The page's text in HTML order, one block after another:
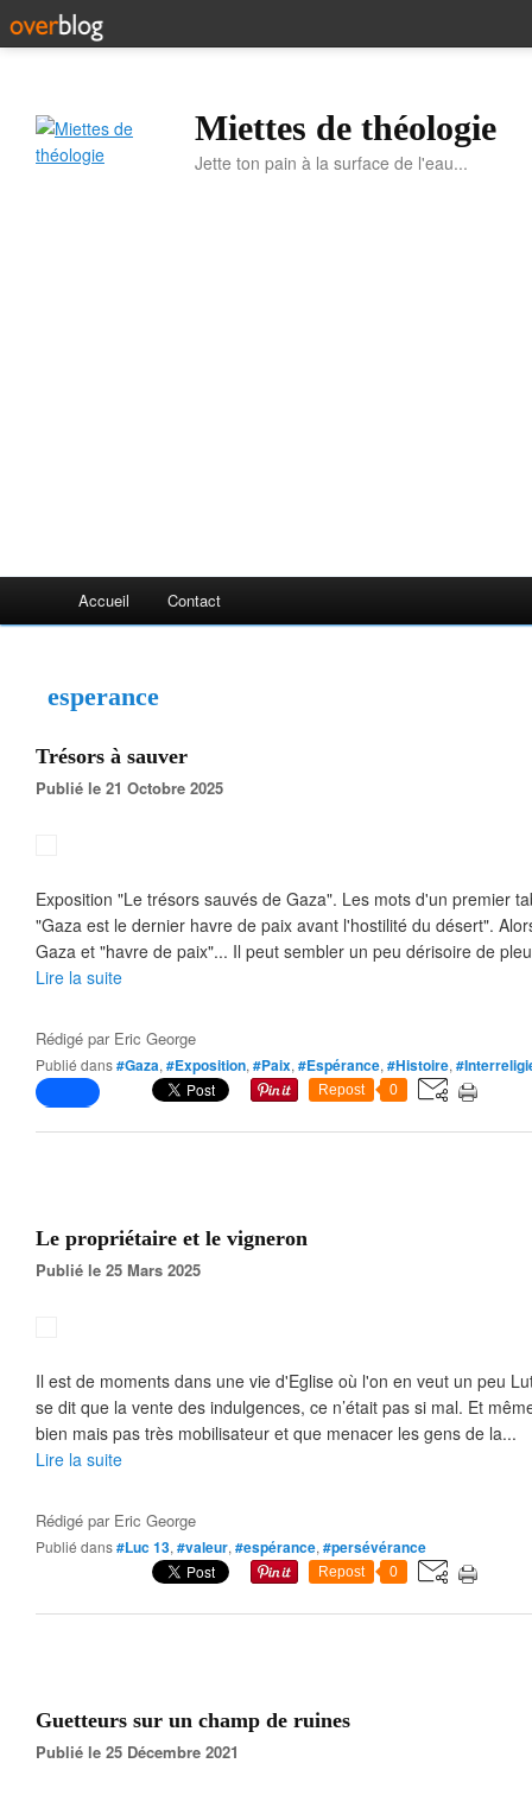
Miettes de théologie
Jette ton pain à la surface de l'eau...
Accueil Contact
esperance
Trésors à sauver
Publié le 21 Octobre 2025
Exposition "Le trésors sauvés de Gaza". Les mots d'un premier
"Gaza est le dernier havre de paix avant l'hostilité du désert".
Gaza et "havre de paix"... Il peut sembler un peu dérisoire de
Lire la suite
Rédigé par Eric George
Publié dans#Gaza, #Exposition, #Paix, #Espérance, #Histoire,
Repost 0
Le propriétaire et le vigneron
Publié le 25 Mars 2025
Il est de moments dans une vie d'Eglise où l'on en veut un peu
se dit que la vente des indulgences, ce n’était pas si mal. Et
bien mais pas très mobilisateur et que menacer les gens de la...
Lire la suite
Rédigé par Eric George
Publié dans#Luc 13, #valeur, #espérance, #persévérance
Repost 0
Guetteurs sur un champ de ruines
Publié le 25 Décembre 2021